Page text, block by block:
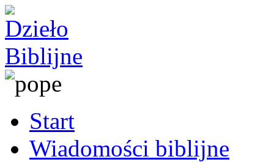
Start
Wiadomości biblijne